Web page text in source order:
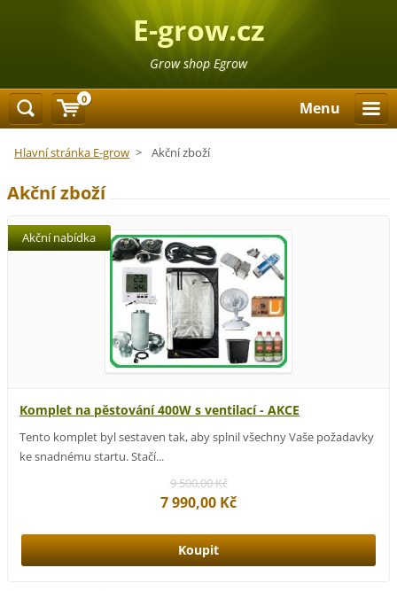
E-grow.cz
Grow shop Egrow
Menu
Hlavní stránka E-grow > Akční zboží
Akční zboží
Komplet na pěstování 400W s ventilací - AKCE
Akční nabídka
Tento komplet byl sestaven tak, aby splnil všechny Vaše požadavky
ke snadnému startu. Stačí...
9 500,00 Kč
7 990,00 Kč
0